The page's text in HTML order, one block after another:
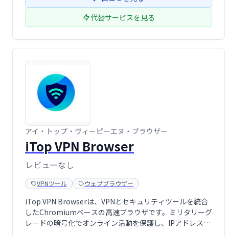
代替サービスを見る
アイ・トップ・ヴィーピーエヌ・ブラウザー
iTop VPN Browser
レビューなし
VPNツール ウェブブラウザー
iTop VPN Browserは、VPNとセキュリティツールを統合
したChromiumベースの高速ブラウザです。ミリタリーグ
レードの暗号化でオンライン活動を保護し、IPアドレスを